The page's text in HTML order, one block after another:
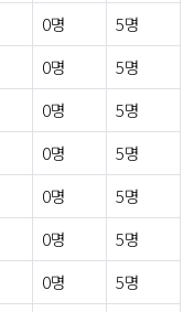
0명
5명
0명
5명
0명
5명
0명
5명
0명
5명
0명
5명
0명
5명